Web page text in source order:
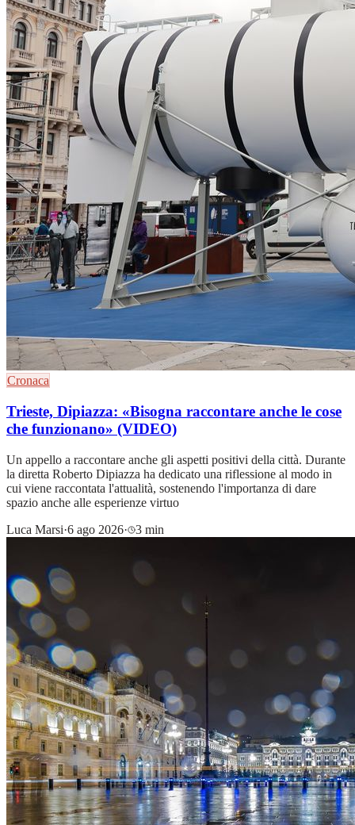
Cronaca
Trieste, Dipiazza: «Bisogna raccontare anche le cose
che funzionano» (VIDEO)
Un appello a raccontare anche gli aspetti positivi della città. Durante
la diretta Roberto Dipiazza ha dedicato una riflessione al modo in
cui viene raccontata l'attualità, sostenendo l'importanza di dare
spazio anche alle esperienze virtuo
Luca Marsi·6 ago 2026· 3 min